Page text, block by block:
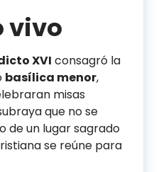
vivo
XVI consagró la
basílica menor,
misas
que no se
de un lugar sagrado
se reúne para